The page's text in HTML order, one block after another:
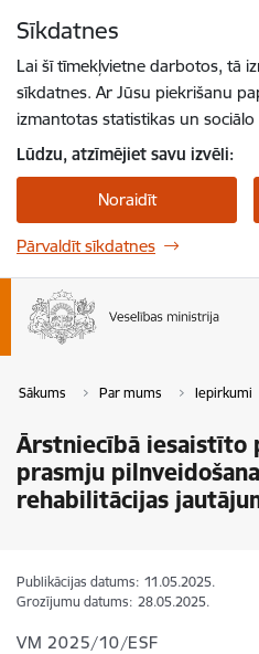
Sīkdatnes
Lai šī tīmekļvietne darbotos, tā
sīkdatnes. Ar Jūsu piekrišanu
izmantotas statistikas un
Lūdzu, atzīmējiet savu izvēli:
Noraidīt
Pārvaldīt sīkdatnes
Sākums Par mums Iepirkumi
Ārstniecībā iesaistīto
prasmju
rehabilitācijas
Publikācijas datums: 11.05.2025.
Grozījumu datums: 28.05.2025.
VM 2025/10/ESF